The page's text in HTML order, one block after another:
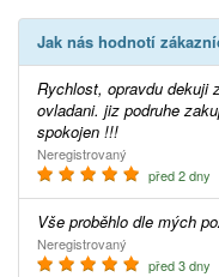
Jak nás hodnotí
Rychlost, opravdu dekuji za rychlost v doruceni dalkoveho
ovladani. jiz podruhe
spokojen !!!
Neregistrovaný
před 2 dny
Vše proběhlo dle mých
Neregistrovaný
před 3 dny